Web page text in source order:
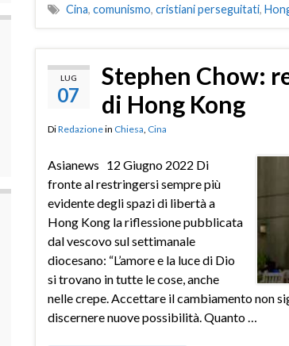
Cina, comunismo, cristiani perseguitati,
LUG
07
Stephen Chow:
di Hong Kong
DiRedazionein Chiesa Cina
Asianews 12 Giugno 2022 Di
fronte al restringersi sempre più
evidente degli spazi di libertà a
Hong Kong la riflessione pubblicata
dal vescovo sul settimanale
diocesano: “L’amore e la luce di Dio
si trovano in tutte le cose, anche
nelle crepe. Accettare il cambiamento non
discernere nuove possibilità. Quanto …